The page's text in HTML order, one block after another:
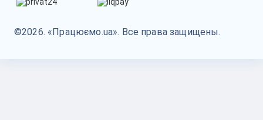
©2026. «Працюємо.ua». Все права защищены.